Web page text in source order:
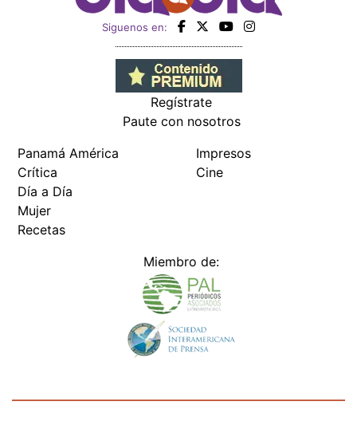
Siguenos en:
Regístrate
Paute con nosotros
Panamá América
Crítica
Día a Día
Mujer
Recetas
Impresos
Cine
Miembro de: